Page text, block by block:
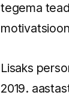
tegema
Lisaks
2019.